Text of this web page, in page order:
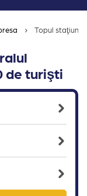
Topul
de turişti